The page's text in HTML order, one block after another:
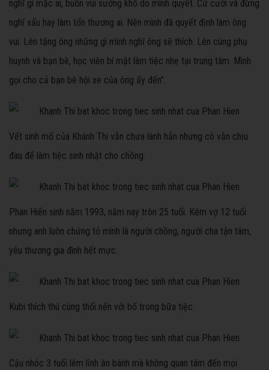
nghĩ gì mặc ai, buồn vui sướng khổ do mình quyết. Cứ cười và đừng
nghĩ xấu hay làm tổn thương ai. Nên mình đã quyết định làm ông
vui. Lén tặng ông những gì mình nghĩ ông sẽ thích. Lén cùng phụ
huynh và bạn bè, học viên bí mật làm tiệc nhẹ tại trung tâm. Mình
gọi cho cả bạn bè hội xe của ông ấy đến".
Vết sinh mổ của Khánh Thi vẫn chưa lành hẳn nhưng cô vẫn chịu
đau để làm tiệc sinh nhật cho chồng.
Phan Hiển sinh năm 1993, năm nay tròn 25 tuổi. Kém vợ 12 tuổi
nhưng anh luôn chứng tỏ mình là người chồng, người cha tận tâm,
yêu thương gia đình hết mực.
Kubi thích thú cùng thổi nến với bố trong bữa tiệc.
Cậu nhóc 3 tuổi lém lỉnh ăn bánh mà không quan tâm đến mọi